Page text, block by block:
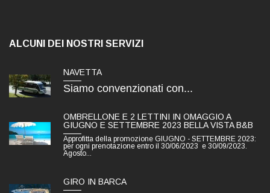
ALCUNI DEI NOSTRI SERVIZI
NAVETTA
Siamo convenzionati con...
OMBRELLONE E 2 LETTINI IN OMAGGIO A
GIUGNO E SETTEMBRE 2023 BELLA VISTA B&B
Approfitta della promozione GIUGNO - SETTEMBRE 2023:
per ogni prenotazione entro il 30/06/2023 e 30/09/2023.
Agosto...
GIRO IN BARCA